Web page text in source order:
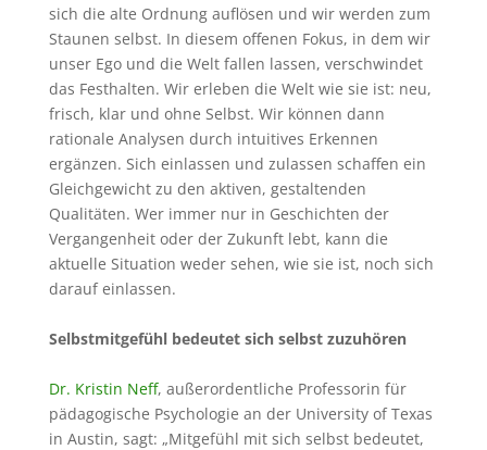
sich die alte Ordnung auflösen und wir werden zum
Staunen selbst. In diesem offenen Fokus, in dem wir
unser Ego und die Welt fallen lassen, verschwindet
das Festhalten. Wir erleben die Welt wie sie ist: neu,
frisch, klar und ohne Selbst. Wir können dann
rationale Analysen durch intuitives Erkennen
ergänzen. Sich einlassen und zulassen schaffen ein
Gleichgewicht zu den aktiven, gestaltenden
Qualitäten. Wer immer nur in Geschichten der
Vergangenheit oder der Zukunft lebt, kann die
aktuelle Situation weder sehen, wie sie ist, noch sich
darauf einlassen.
Selbstmitgefühl bedeutet sich selbst zuzuhören
Dr. Kristin Neff, außerordentliche Professorin für
pädagogische Psychologie an der University of Texas
in Austin, sagt: „Mitgefühl mit sich selbst bedeutet,